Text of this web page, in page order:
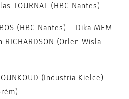
TOURNAT (HBC Nantes)
(HBC Nantes) – Dika MEM
RICHARDSON (Orlen Wisla
(Industria Kielce) –